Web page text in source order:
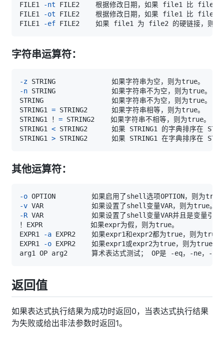
FILE1
-nt
FILE1
-ot
FILE1
-ef
字符串运算符：
-z
-n
STRING1 =
STRING1 ！ =
STRING1 <
STRING1 >
其他运算符：
-o
-v
-R
EXPR1
-a
EXPR1
-o
返回值
如果表达式执行结果为成功时返回0，当表达式执行结果
为失败或给出非法参数时返回1。